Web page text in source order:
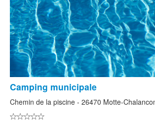
Camping municipale
Chemin de la piscine - 26470 Motte-